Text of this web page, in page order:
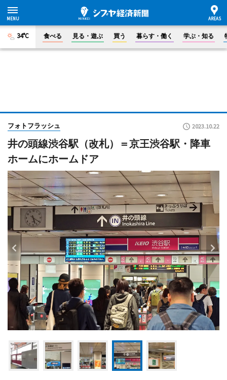
34°C 食べる 見る・遊ぶ 買う 暮らす・働く 学ぶ・知る
フォトフラッシュ 2023.10.22
井の頭線渋谷駅（改札）＝京王渋谷駅・降車
ホームにホームドア